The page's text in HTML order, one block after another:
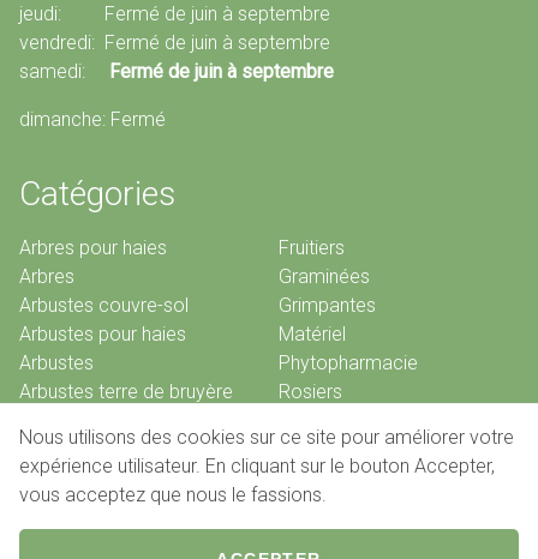
jeudi: Fermé de juin à septembre
vendredi: Fermé de juin à septembre
samedi:
Fermé de juin à septembre
dimanche: Fermé
Catégories
Arbres pour haies
Arbres
Arbustes couvre-sol
Arbustes pour haies
Arbustes
Arbustes terre de bruyère
Conifères
Fruitiers
Graminées
Grimpantes
Matériel
Phytopharmacie
Rosiers
© 2026 Pépinières De Louveigné
Nous utilisons des cookies sur ce site pour améliorer votre
expérience utilisateur. En cliquant sur le bouton Accepter,
vous acceptez que nous le fassions.